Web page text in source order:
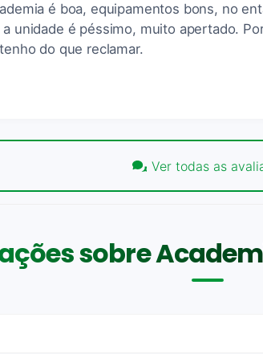
é boa, equipamentos bons, no
a unidade é péssimo, muito apertado.
do que reclamar.
Ver todas as
sobre